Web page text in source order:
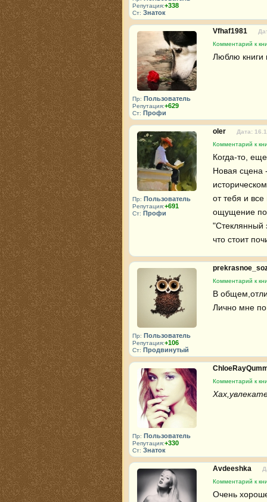
Репутация:+338
Ст: Знаток
Пр: Пользователь
Репутация:+629
Ст: Профи
Vfhaf1981
Комментарий к
Люблю книги
Пр: Пользователь
Репутация:+691
Ст: Профи
oler
Дата:
Комментарий к
Когда-то,
Новая сцена
от тебя и
ощущение
"Стеклянный
что стоит
Пр: Пользователь
Репутация:+106
Ст: Продвинутый
Комментарий к
В
Лично мне
Пр: Пользователь
Репутация:+330
Ст: Знаток
Комментарий к
Avdeeshka
Комментарий к
Очень